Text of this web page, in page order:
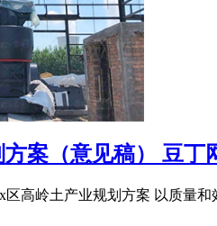
案（意见稿） 豆丁
区高岭土产业规划方案 以质量